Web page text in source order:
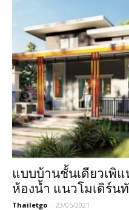
แบบบ้านชั้นเดียวเพิแ
ห้องน้ำ แนวโมเดิร์น
Thailetgo - 23/05/2021